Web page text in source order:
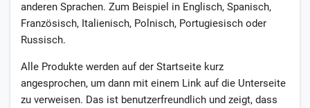
anderen Sprachen. Zum Beispiel in Englisch, Spanisch,
Französisch, Italienisch, Polnisch, Portugiesisch oder
Russisch.
Alle Produkte werden auf der Startseite kurz
angesprochen, um dann mit einem Link auf die Unterseite
zu verweisen. Das ist benutzerfreundlich und zeigt, dass